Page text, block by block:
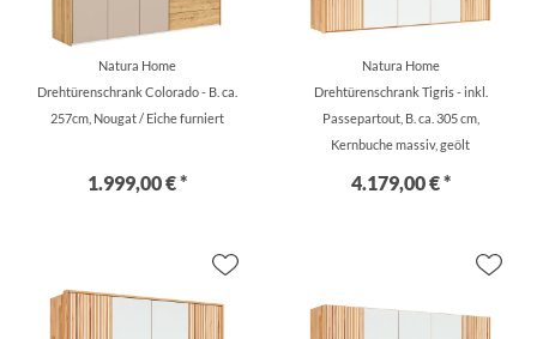
Natura Home
Drehtürenschrank Colorado - B. ca.
257cm, Nougat / Eiche furniert
1.999,00 € *
Natura Home
Drehtürenschrank Tigris - inkl.
Passepartout, B. ca. 305 cm,
Kernbuche massiv, geölt
4.179,00 € *